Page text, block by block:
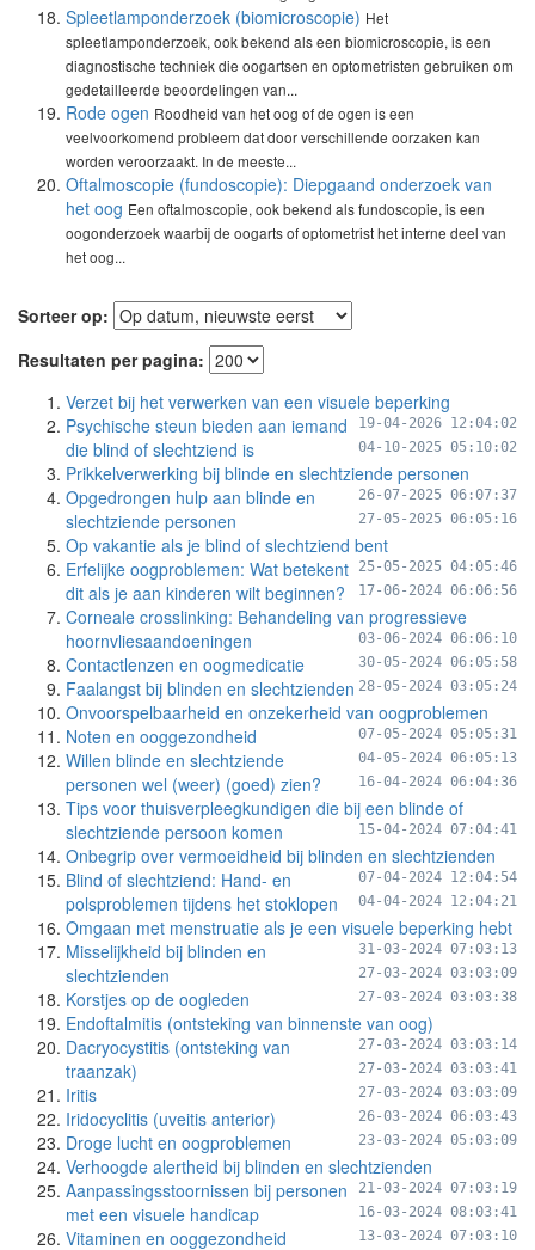
Spleetlamponderzoek (biomicroscopie) Het
spleetlamponderzoek, ook bekend als een biomicroscopie, is een
diagnostische techniek die oogartsen en optometristen gebruiken om
gedetailleerde beoordelingen van...
Rode ogen Roodheid van het oog of de ogen is een
veelvoorkomend probleem dat door verschillende oorzaken kan
worden veroorzaakt. In de meeste...
Oftalmoscopie (fundoscopie): Diepgaand onderzoek van
het oog Een oftalmoscopie, ook bekend als fundoscopie, is een
oogonderzoek waarbij de oogarts of optometrist het interne deel van
het oog...
Sorteer op:
Resultaten per pagina:
Verzet bij het verwerken van een visuele beperking
19-04-2026 12:04:02
Psychische steun bieden aan iemand
die blind of slechtziend is
04-10-2025 05:10:02
Prikkelverwerking bij blinde en slechtziende personen
26-07-2025 06:07:37
Opgedrongen hulp aan blinde en
slechtziende personen
27-05-2025 06:05:16
Op vakantie als je blind of slechtziend bent
25-05-2025 04:05:46
Erfelijke oogproblemen: Wat betekent
dit als je aan kinderen wilt beginnen?
17-06-2024 06:06:56
Corneale crosslinking: Behandeling van progressieve
hoornvliesaandoeningen
03-06-2024 06:06:10
Contactlenzen en oogmedicatie 30-05-2024 06:05:58
Faalangst bij blinden en slechtzienden 28-05-2024 03:05:24
Onvoorspelbaarheid en onzekerheid van oogproblemen
07-05-2024 05:05:31
Noten en ooggezondheid
04-05-2024 06:05:13
Willen blinde en slechtziende
personen wel (weer) (goed) zien?
16-04-2024 06:04:36
Tips voor thuisverpleegkundigen die bij een blinde of
slechtziende persoon komen
15-04-2024 07:04:41
Onbegrip over vermoeidheid bij blinden en slechtzienden
07-04-2024 12:04:54
Blind of slechtziend: Hand- en
polsproblemen tijdens het stoklopen
04-04-2024 12:04:21
Omgaan met menstruatie als je een visuele beperking hebt
31-03-2024 07:03:13
Misselijkheid bij blinden en
slechtzienden
27-03-2024 03:03:09
Korstjes op de oogleden 27-03-2024 03:03:38
Endoftalmitis (ontsteking van binnenste van oog)
27-03-2024 03:03:14
Dacryocystitis (ontsteking van
traanzak)
27-03-2024 03:03:41
Iritis 27-03-2024 03:03:09
Iridocyclitis (uveitis anterior) 26-03-2024 06:03:43
Droge lucht en oogproblemen 23-03-2024 05:03:09
Verhoogde alertheid bij blinden en slechtzienden
21-03-2024 07:03:19
Aanpassingsstoornissen bij personen
met een visuele handicap
16-03-2024 08:03:41
Vitaminen en ooggezondheid 13-03-2024 07:03:10